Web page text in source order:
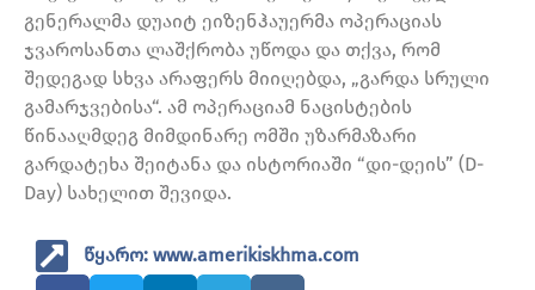
გენერალმა დუაიტ ეიზენჰაუერმა ოპერაციას
ჯვაროსანთა ლაშქრობა უწოდა და თქვა, რომ
შედეგად სხვა არაფერს მიიღებდა, „გარდა სრული
გამარჯვებისა“. ამ ოპერაციამ ნაცისტების
წინააღმდეგ მიმდინარე ომში უზარმაზარი
გარდატეხა შეიტანა და ისტორიაში “დი-დეის” (D-
Day) სახელით შევიდა.
წყარო: www.amerikiskhma.com